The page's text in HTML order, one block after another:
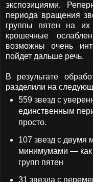
экспозициями.
периода вращения
группы пятен на их
крошечные
возможны очень
пойдет дальше речь.
В результате
разделили на
559 звезд с
единственным
просто.
107 звезд с двумя
минимумами — как
групп пятен
31 звезда с